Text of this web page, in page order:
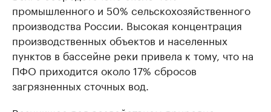
промышленного и 50% сельскохозяйственного
производства России. Высокая концентрация
производственных объектов и населенных
пунктов в бассейне реки привела к тому, что на
ПФО приходится около 17% сбросов
загрязненных сточных вод.